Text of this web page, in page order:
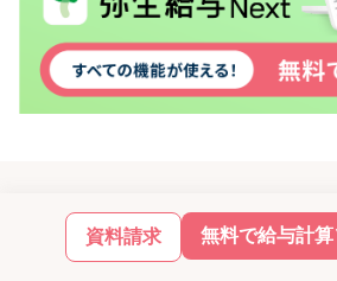
資料請求 無料で給与計